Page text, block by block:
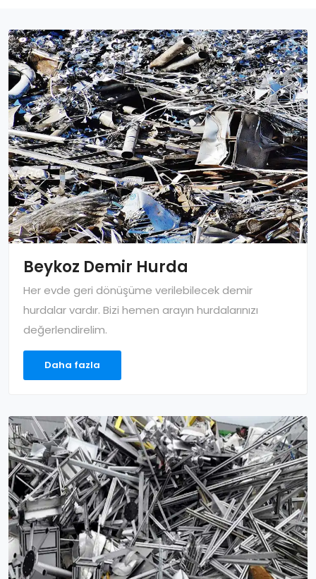
Beykoz Demir Hurda
Her evde geri dönüşüme verilebilecek demir
hurdalar vardır. Bizi hemen arayın hurdalarınızı
değerlendirelim.
Daha fazla